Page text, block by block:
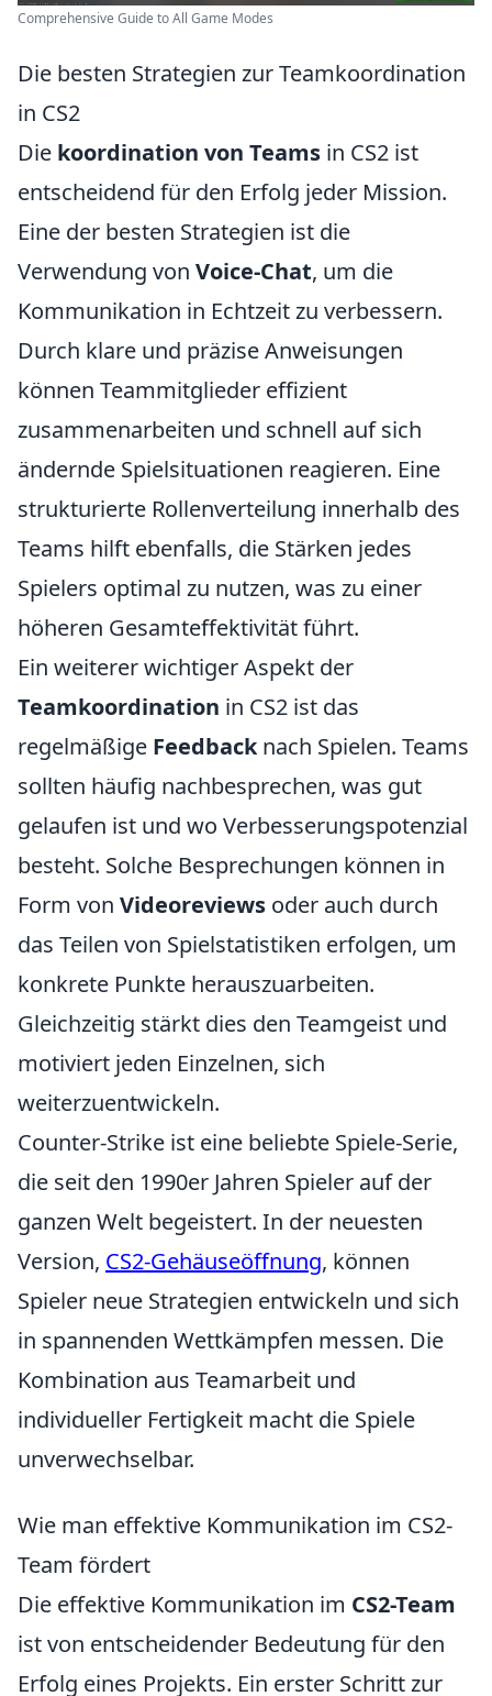
Comprehensive Guide to All Game Modes
Die besten Strategien zur Teamkoordination
in CS2
Die koordination von Teams in CS2 ist
entscheidend für den Erfolg jeder Mission.
Eine der besten Strategien ist die
Verwendung von Voice-Chat, um die
Kommunikation in Echtzeit zu verbessern.
Durch klare und präzise Anweisungen
können Teammitglieder effizient
zusammenarbeiten und schnell auf sich
ändernde Spielsituationen reagieren. Eine
strukturierte Rollenverteilung innerhalb des
Teams hilft ebenfalls, die Stärken jedes
Spielers optimal zu nutzen, was zu einer
höheren Gesamteffektivität führt.
Ein weiterer wichtiger Aspekt der
Teamkoordination in CS2 ist das
regelmäßige Feedbacknach Spielen. Teams
sollten häufig nachbesprechen, was gut
gelaufen ist und wo Verbesserungspotenzial
besteht. Solche Besprechungen können in
Form von Videoreviews oder auch durch
das Teilen von Spielstatistiken erfolgen, um
konkrete Punkte herauszuarbeiten.
Gleichzeitig stärkt dies den Teamgeist und
motiviert jeden Einzelnen, sich
weiterzuentwickeln.
Counter-Strike ist eine beliebte Spiele-Serie,
die seit den 1990er Jahren Spieler auf der
ganzen Welt begeistert. In der neuesten
Version, CS2-Gehäuseöffnung, können
Spieler neue Strategien entwickeln und sich
in spannenden Wettkämpfen messen. Die
Kombination aus Teamarbeit und
individueller Fertigkeit macht die Spiele
unverwechselbar.
Wie man effektive Kommunikation im CS2-
Team fördert
Die effektive Kommunikation im CS2-Team
ist von entscheidender Bedeutung für den
Erfolg eines Projekts. Ein erster Schritt zur